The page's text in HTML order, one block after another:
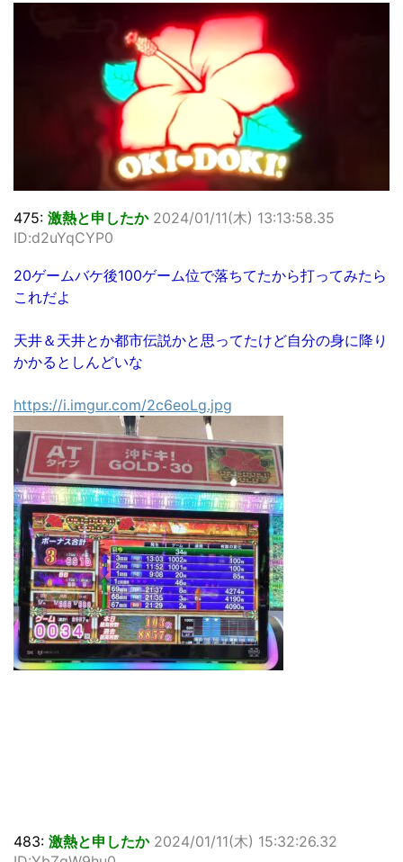
475: 激熱と申したか 2024/01/11(木) 13:13:58.35
ID:d2uYqCYP0
20ゲームバケ後100ゲーム位で落ちてたから打ってみたら
これだよ
天井＆天井とか都市伝説かと思ってたけど自分の身に降り
かかるとしんどいな
https://i.imgur.com/2c6eoLg.jpg
483: 激熱と申したか 2024/01/11(木) 15:32:26.32